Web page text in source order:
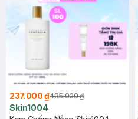
237.000 ₫495.000 ₫
Skin1004